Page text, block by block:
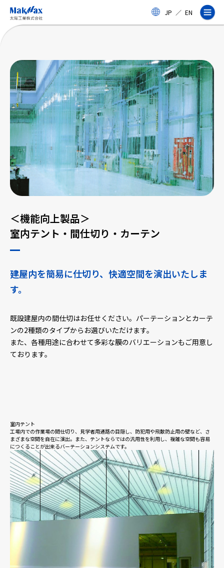
コ
ン
JP ／ EN
企業情報
事業紹介
製品・サービス
実績
太陽工業コラム
お問い合わせ
＜機能向上製品＞
室内テント・間仕切り・カーテン
建屋内を簡易に仕切り、快適空間を演出いたしま
す。
既設建屋内の間仕切はお任せください。パーテーションとカーテ
ンの2種類のタイプからお選びいただけます。
また、各種用途に合わせて多彩な膜のバリエーションもご用意し
ております。
室内テント
工場内での作業場の間仕切り、見学者用通路の目隠し、防犯用や飛散防止用の壁など、さ
まざまな空間を自在に演出。また、テントならではの汎用性を利用し、複雑な空間も容易
につくることが出来るバーテーションシステムです。